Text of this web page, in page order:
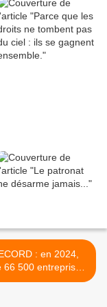
: en 2024,
66 500 entreprises
ont fait FAILLITE